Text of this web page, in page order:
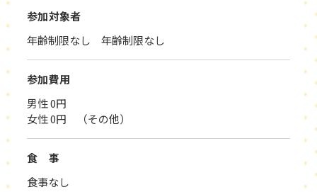
参加対象者
年齢制限なし 年齢制限なし
参加費用
男性 0円
女性 0円 （その他）
食 事
食事なし